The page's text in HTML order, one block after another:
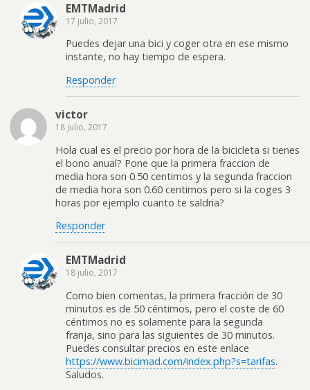
EMTMadrid
17 julio, 2017
Puedes dejar una bici y coger otra en ese mismo
instante, no hay tiempo de espera.
Responder
victor
18 julio, 2017
Hola cual es el precio por hora de la bicicleta si tienes
el bono anual? Pone que la primera fraccion de
media hora son 0.50 centimos y la segunda fraccion
de media hora son 0.60 centimos pero si la coges 3
horas por ejemplo cuanto te saldria?
Responder
EMTMadrid
18 julio, 2017
Como bien comentas, la primera fracción de 30
minutos es de 50 céntimos, pero el coste de 60
céntimos no es solamente para la segunda
franja, sino para las siguientes de 30 minutos.
Puedes consultar precios en este enlace
https://www.bicimad.com/index.php?s=tarifas.
Saludos.